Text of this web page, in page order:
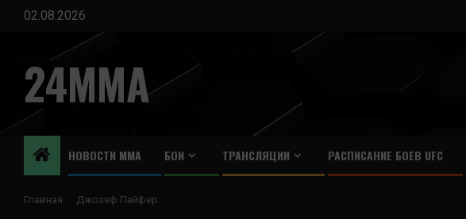
Перейти
содержимому
02.08.2026
24MMA
НОВОСТИ ММА БОИ ТРАНСЛЯЦИИ РАСПИСАНИЕ БОЕВ UFC
Главная Джозеф Пайфер